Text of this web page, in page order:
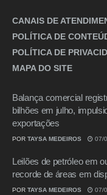
CANAIS DE
POLÍTICA DE
POLÍTICA DE
MAPA DO SITE
Balança comercial
bilhões em julho,
exportações
POR TAYSA MEDEIROS 07/
Leilões de petróleo em
recorde de áreas em
POR TAYSA MEDEIROS 07/